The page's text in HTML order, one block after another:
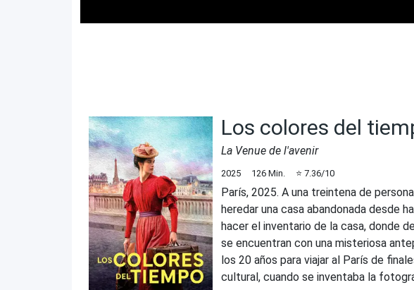
Los colores del
La Venue de l'avenir
2025 126 Min. ⭐ 7.36/10
París, 2025. A una treintena de
heredar una casa abandonada desde
hacer el inventario de la casa, donde
se encuentran con una misteriosa
los 20 años para viajar al París de
cultural, cuando se inventaba la